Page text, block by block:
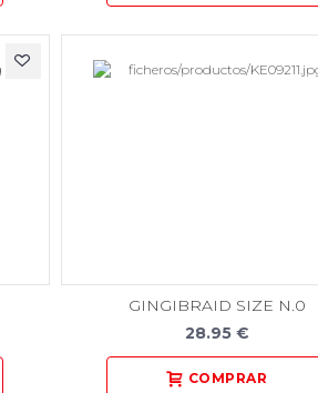
GINGIBRAID SIZE N.0
28.95 €